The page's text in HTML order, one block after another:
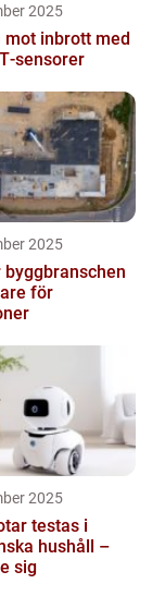
2025
mot inbrott med
2025
byggbranschen
för
2025
testas i
hushåll –
sig